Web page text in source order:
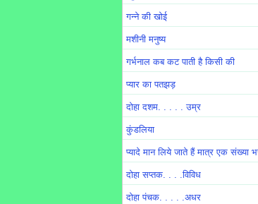
गन्ने की खोई
मशीनी मनुष्य
गर्भनाल कब कट पाती है किसी की
प्यार का पतझड़
दोहा दशम. . . . . उम्र
कुंडलिया
प्यादे मान लिये जाते हैं मात्र एक संख्या
दोहा सप्तक. . . .विविध
दोहा पंचक. . . . .अधर